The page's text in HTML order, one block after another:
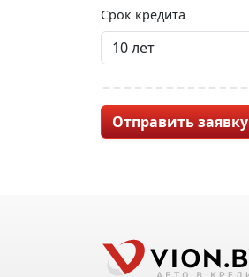
Срок кредита
Отправить заявку